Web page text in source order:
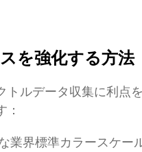
を強化する方法
トルデータ収集に利点
業界標準カラースケー